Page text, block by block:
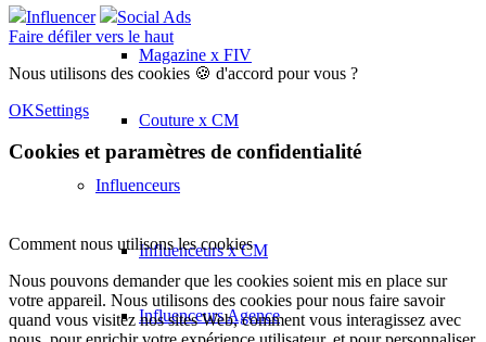
Magazine x FIV
Couture x CM
Influenceurs
Influenceurs x CM
Influenceurs Agence
Influencer
Social Ads
Faire défiler vers le haut
Nous utilisons des cookies 🍪 d'accord pour vous ?
OKSettings
Cookies et paramètres de confidentialité
Comment nous utilisons les cookies
Nous pouvons demander que les cookies soient mis en place sur
votre appareil. Nous utilisons des cookies pour nous faire savoir
quand vous visitez nos sites Web, comment vous interagissez avec